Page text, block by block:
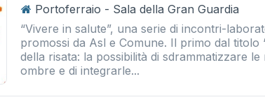
Portoferraio - Sala della Gran Guardia
“Vivere in salute”, una serie di incontri-
promossi da Asl e Comune. Il primo dal titolo
della risata: la possibilità di sdrammatizzare le
ombre e di integrarle...